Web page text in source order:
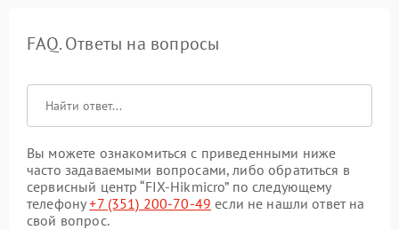
FAQ. Ответы на вопросы
Вы можете ознакомиться с приведенными ниже
часто задаваемыми вопросами, либо обратиться в
сервисный центр “FIX-Hikmicro” по следующему
телефону+7 (351) 200-70-49 если не нашли ответ на
свой вопрос.